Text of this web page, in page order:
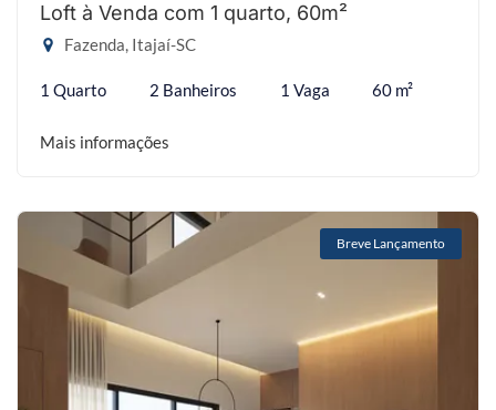
Loft à Venda com 1 quarto, 60m²
Fazenda, Itajaí-SC
1 Quarto 2 Banheiros 1 Vaga 60 m²
Mais informações
Breve Lançamento